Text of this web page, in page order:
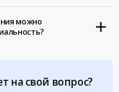
на свой вопрос?
можно